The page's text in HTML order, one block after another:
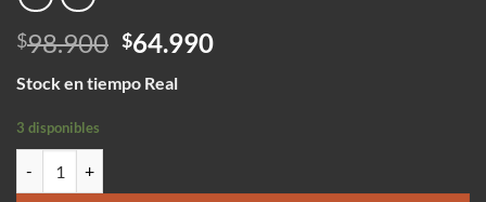
$98.900 El
original
$64.990El
Stock en tiempo Real
3 disponibles